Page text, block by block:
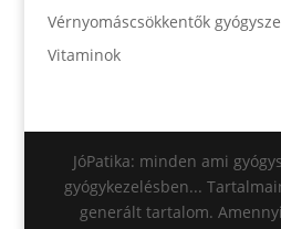
Vérnyomáscsökkentők
Vitaminok
JóPatika: minden ami
gyógykezelésben...
generált tartalom.